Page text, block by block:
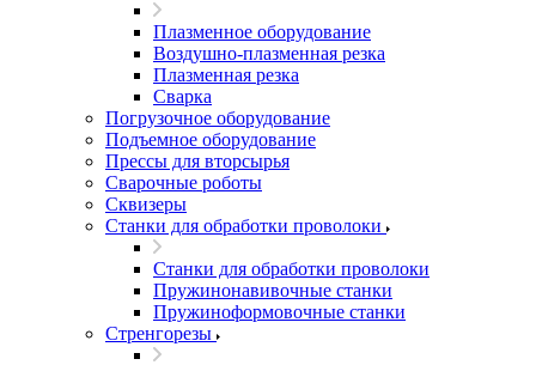
Плазменное оборудование
Воздушно-плазменная резка
Плазменная резка
Сварка
Погрузочное оборудование
Подъемное оборудование
Прессы для вторсырья
Сварочные роботы
Сквизеры
Станки для обработки проволоки
Станки для обработки проволоки
Пружинонавивочные станки
Пружиноформовочные станки
Стренгорезы